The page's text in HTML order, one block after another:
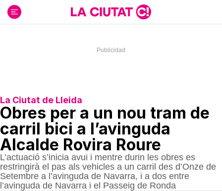
contenido
La Ciutat de Lleida
Obres per a un nou tram de
carril bici a l’avinguda
Alcalde Rovira Roure
L’actuació s’inicia avui i mentre durin les obres es
restringirà el pas als vehicles a un carril des d’Onze de
Setembre a l’avinguda de Navarra, i a dos entre
l’avinguda de Navarra i el Passeig de Ronda